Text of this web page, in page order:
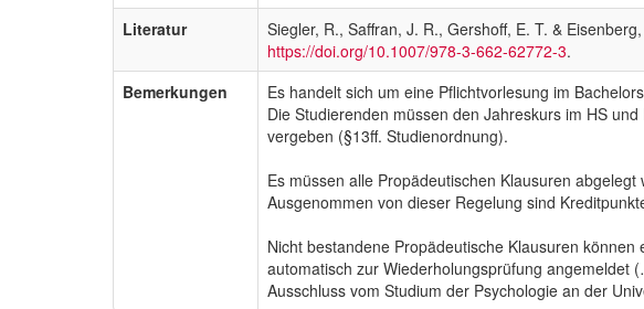
Literatur
Siegler, R., Saffran, J. R., Gershoff, E. T. &
https://doi.org/10.1007/978-3-662-62772-3.
Bemerkungen
Es handelt sich um eine Pflichtvorlesung im
Die Studierenden müssen den Jahreskurs im HS
vergeben (§13ff. Studienordnung).
Es müssen alle Propädeutischen Klausuren
Ausgenommen von dieser Regelung sind
Nicht bestandene Propädeutische Klausuren
automatisch zur Wiederholungsprüfung angemeldet
Ausschluss vom Studium der Psychologie an der